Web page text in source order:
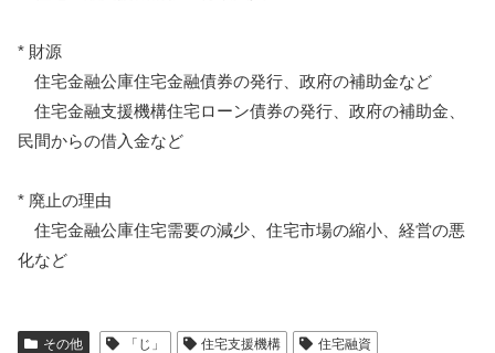
* 財源
住宅金融公庫住宅金融債券の発行、政府の補助金など
住宅金融支援機構住宅ローン債券の発行、政府の補助金、
民間からの借入金など
* 廃止の理由
住宅金融公庫住宅需要の減少、住宅市場の縮小、経営の悪
化など
その他 「じ」 住宅支援機構
住宅融資